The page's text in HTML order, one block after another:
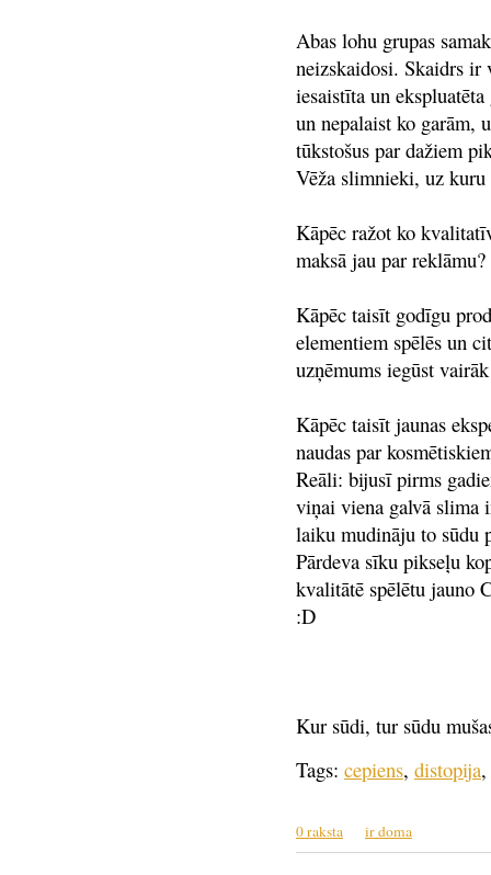
Abas lohu grupas
neizskaidosi. Skaidrs ir
iesaistīta un
un nepalaist ko garām,
tūkstošus par dažiem
Vēža slimnieki, uz kuru
Kāpēc ražot ko
maksā jau par reklāmu?
Kāpēc taisīt godīgu
elementiem spēlēs un
uzņēmums iegūst
Kāpēc taisīt jaunas
naudas par
Reāli: bijusī pirms
viņai viena galvā
laiku mudināju to sūdu
Pārdeva sīku pikseļu
kvalitātē spēlētu jauno
:D
Kur sūdi, tur sūdu
Tags: cepiens, distopija,
0 raksta ir doma